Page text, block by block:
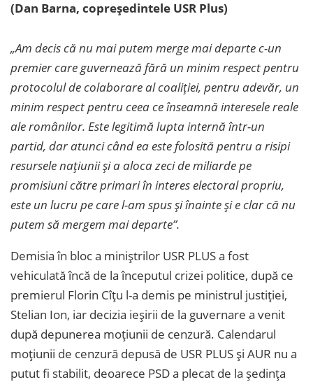
(Dan Barna, copreședintele USR Plus)
„Am decis că nu mai putem merge mai departe c-un
premier care guvernează fără un minim respect pentru
protocolul de colaborare al coaliției, pentru adevăr, un
minim respect pentru ceea ce înseamnă interesele reale
ale românilor. Este legitimă lupta internă într-un
partid, dar atunci când ea este folosită pentru a risipi
resursele națiunii și a aloca zeci de miliarde pe
promisiuni către primari în interes electoral propriu,
este un lucru pe care l-am spus și înainte și e clar că nu
putem să mergem mai departe”.
Demisia în bloc a miniștrilor USR PLUS a fost
vehiculată încă de la începutul crizei politice, după ce
premierul Florin Cîțu l-a demis pe ministrul justiției,
Stelian Ion, iar decizia ieșirii de la guvernare a venit
după depunerea moțiunii de cenzură. Calendarul
moțiunii de cenzură depusă de USR PLUS și AUR nu a
putut fi stabilit, deoarece PSD a plecat de la ședința